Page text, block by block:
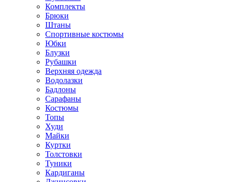
Комплекты
Брюки
Штаны
Спортивные костюмы
Юбки
Блузки
Рубашки
Верхняя одежда
Водолазки
Бадлоны
Сарафаны
Костюмы
Топы
Худи
Майки
Куртки
Толстовки
Туники
Кардиганы